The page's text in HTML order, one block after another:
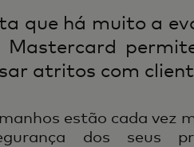
que há muito a
Mastercard
atritos com
estão cada vez
dos seus